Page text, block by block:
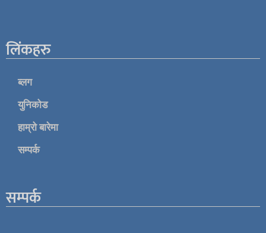
लिंकहरु
ब्लग
युनिकोड
हाम्रो बारेमा
सम्पर्क
सम्पर्क